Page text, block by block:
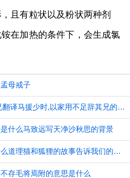
且有粒状以及粉状两种剂
在加热的条件下，会生成氯
母戒子
马援少时,以家用不足辞其兄翻译马援少时,以家用不足辞其兄的意思
什么马致远写天净沙秋思的背景
猫和狐狸的故事告诉我们什么道理猫和狐狸的故事告诉我们的道理
存毛将焉附的意思是什么